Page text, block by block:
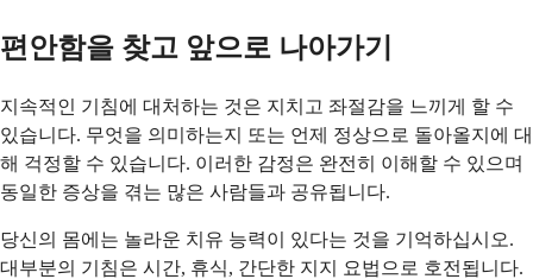
편안함을 찾고 앞으로 나아가기
지속적인 기침에 대처하는 것은 지치고 좌절감을 느끼게 할 수
있습니다. 무엇을 의미하는지 또는 언제 정상으로 돌아올지에 대
해 걱정할 수 있습니다. 이러한 감정은 완전히 이해할 수 있으며
동일한 증상을 겪는 많은 사람들과 공유됩니다.
당신의 몸에는 놀라운 치유 능력이 있다는 것을 기억하십시오.
대부분의 기침은 시간, 휴식, 간단한 지지 요법으로 호전됩니다.